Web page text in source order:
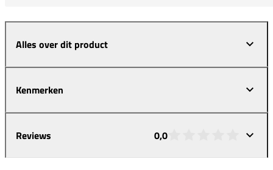
Alles over dit product
Kenmerken
Reviews 0,0